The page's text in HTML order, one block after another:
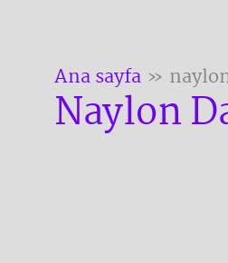
Ana sayfa
Naylon